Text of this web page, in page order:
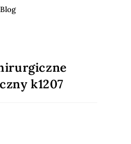
Blog
k1207